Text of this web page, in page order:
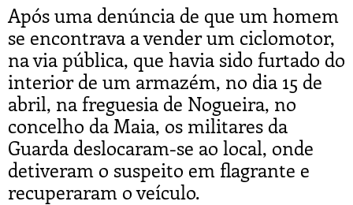
Após uma denúncia de que um homem
se encontrava a vender um ciclomotor,
na via pública, que havia sido furtado do
interior de um armazém, no dia 15 de
abril, na freguesia de Nogueira, no
concelho da Maia, os militares da
Guarda deslocaram-se ao local, onde
detiveram o suspeito em flagrante e
recuperaram o veículo.